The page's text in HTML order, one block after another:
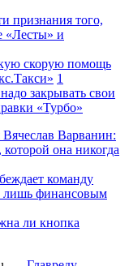
признания того,
«Лесты» и
скорую помощь
1
закрывать свои
«Турбо»
Вячеслав Варванин:
она никогда
команду
лишь финансовым
ли кнопка